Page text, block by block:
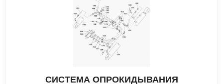
СИСТЕМА ОПРОКИДЫВАНИЯ